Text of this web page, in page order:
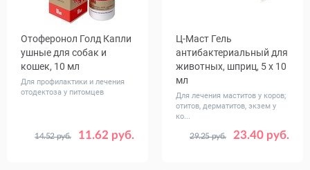
Отоферонол Голд Капли
ушные для собак и
кошек, 10 мл
Для профилактики и лечения
отодектоза у питомцев
11.62 руб.
14.52 руб.
Ц-Маст Гель
антибактериальный для
животных, шприц, 5 x 10
мл
Для лечения маститов у коров;
отитов, дерматитов, экзем у
ко...
23.40 руб.
29.25 руб.